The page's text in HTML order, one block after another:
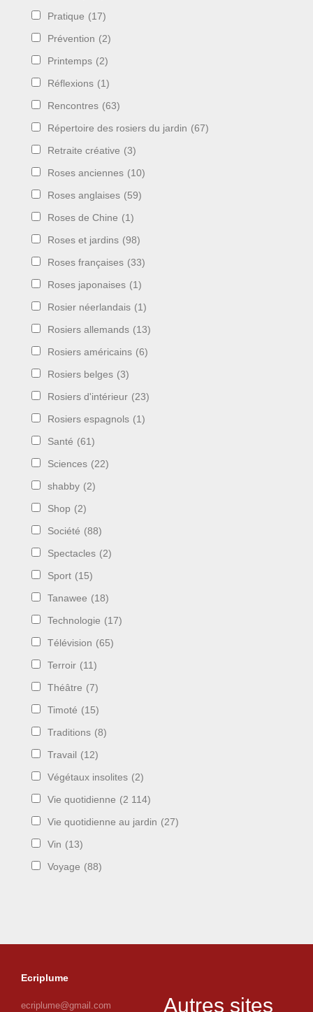
Pratique (17)
Prévention (2)
Printemps (2)
Réflexions (1)
Rencontres (63)
Répertoire des rosiers du jardin (67)
Retraite créative (3)
Roses anciennes (10)
Roses anglaises (59)
Roses de Chine (1)
Roses et jardins (98)
Roses françaises (33)
Roses japonaises (1)
Rosier néerlandais (1)
Rosiers allemands (13)
Rosiers américains (6)
Rosiers belges (3)
Rosiers d'intérieur (23)
Rosiers espagnols (1)
Santé (61)
Sciences (22)
shabby (2)
Shop (2)
Société (88)
Spectacles (2)
Sport (15)
Tanawee (18)
Technologie (17)
Télévision (65)
Terroir (11)
Théâtre (7)
Timoté (15)
Traditions (8)
Travail (12)
Végétaux insolites (2)
Vie quotidienne (2 114)
Vie quotidienne au jardin (27)
Vin (13)
Voyage (88)
Ecriplume
ecriplume@gmail.com Autres sites